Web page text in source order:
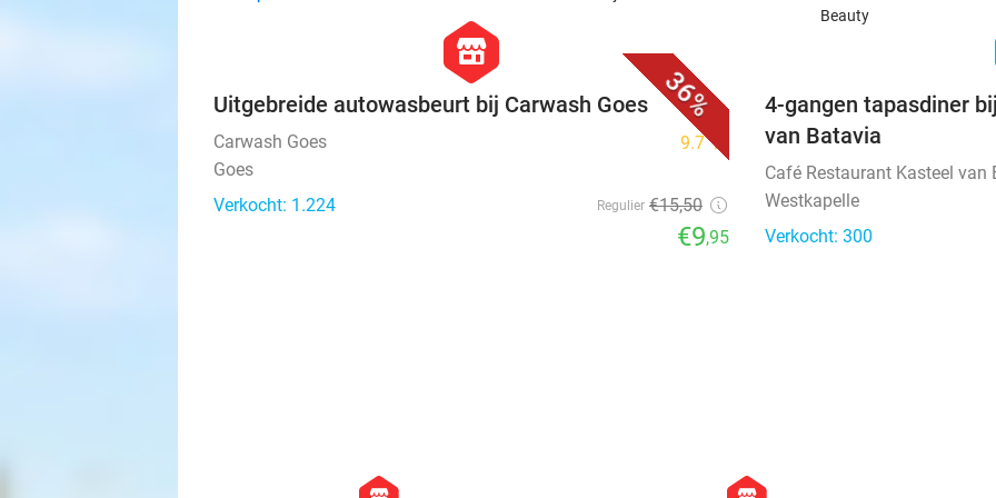
Beauty
36%
hexagon
store
Uitgebreide autowasbeurt bij Carwash Goes
Carwash Goes 9.7star
Goes
Verkocht: 1.224
Regulier €15,50
€9,95
4-gangen tapasdiner
van Batavia
Café Restaurant Kasteel van
Westkapelle
Verkocht: 300